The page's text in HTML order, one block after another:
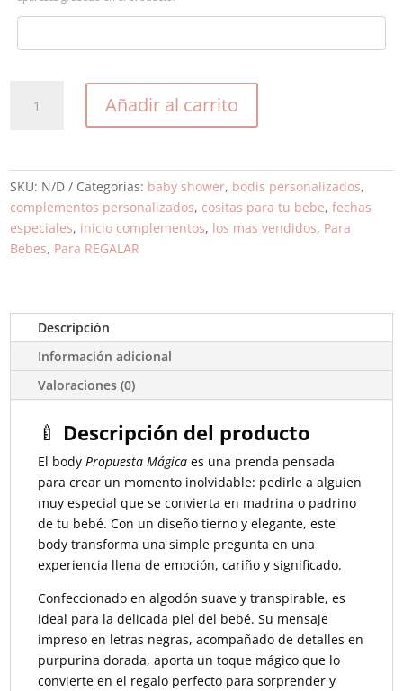
propuesta
Añadir al carrito
SKU: N/D Categorías: baby shower, bodis personalizados,
complementos personalizados, cositas para tu bebe, fechas
especiales, inicio complementos, los mas vendidos, Para
Bebes, Para REGALAR
Descripción
Información adicional
Valoraciones (0)
🍼 Descripción del producto
El body Propuesta Mágica es una prenda pensada
para crear un momento inolvidable: pedirle a alguien
muy especial que se convierta en madrina o padrino
de tu bebé. Con un diseño tierno y elegante, este
body transforma una simple pregunta en una
experiencia llena de emoción, cariño y significado.
Confeccionado en algodón suave y transpirable, es
ideal para la delicada piel del bebé. Su mensaje
impreso en letras negras, acompañado de detalles en
purpurina dorada, aporta un toque mágico que lo
convierte en el regalo perfecto para sorprender y